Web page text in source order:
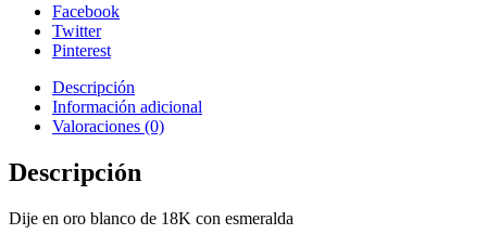
Facebook
Twitter
Pinterest
Descripción
Información adicional
Valoraciones (0)
Descripción
Dije en oro blanco de 18K con esmeralda